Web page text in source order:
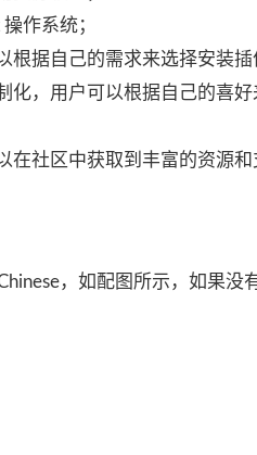
作系统；
根据自己的需求来选择安装插
化，用户可以根据自己的喜
社区中获取到丰富的资源和
，如配图所示，如果没